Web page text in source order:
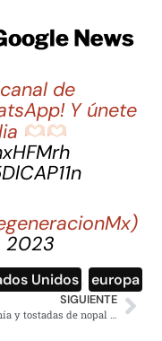
de
Y únete
2023
Unidos europa
SIGUIENTE